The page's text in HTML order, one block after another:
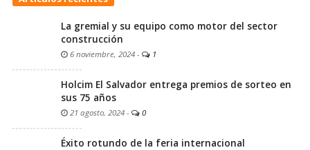
La gremial y su equipo como motor del sector
construcción
6 noviembre, 2024 - 1
Holcim El Salvador entrega premios de sorteo en
sus 75 años
21 agosto, 2024 - 0
Éxito rotundo de la feria internacional